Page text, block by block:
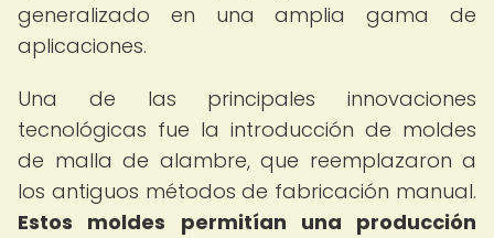
generalizado en una amplia gama de
aplicaciones.
Una de las principales innovaciones
tecnológicas fue la introducción de moldes
de malla de alambre, que reemplazaron a
los antiguos métodos de fabricación manual.
Estos moldes permitían una producción